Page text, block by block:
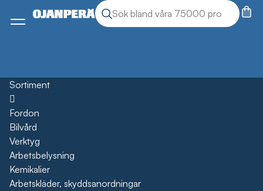
Sök produkter
Sök
Meny
Sortiment
Öppna
Fordon
Bilvård
Verktyg
Arbetsbelysning
Kemikalier
Arbetskläder, skyddsanordningar